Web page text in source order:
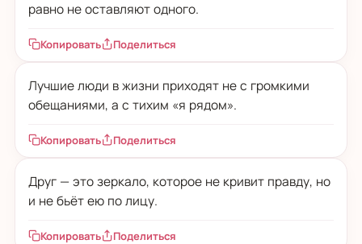
равно не оставляют одного.
Копировать Поделиться
Лучшие люди в жизни приходят не с громкими
обещаниями, а с тихим «я рядом».
Копировать Поделиться
Друг — это зеркало, которое не кривит правду, но
и не бьёт ею по лицу.
Копировать Поделиться